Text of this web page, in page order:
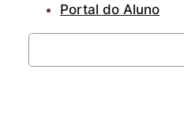
Portal do Aluno
Pesquisar